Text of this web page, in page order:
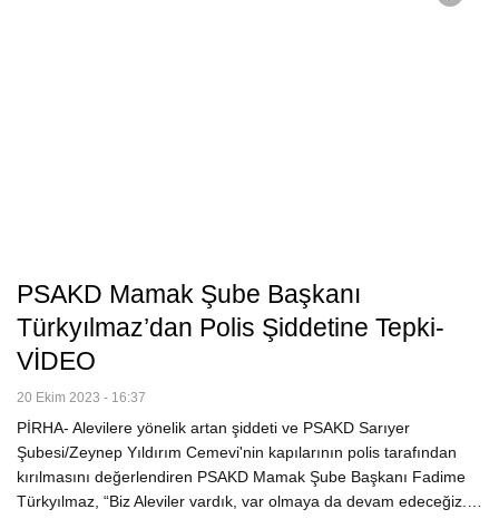
PSAKD Mamak Şube Başkanı
Türkyılmaz’dan Polis Şiddetine Tepki-
VİDEO
20 Ekim 2023 - 16:37
PİRHA- Alevilere yönelik artan şiddeti ve PSAKD Sarıyer
Şubesi/Zeynep Yıldırım Cemevi'nin kapılarının polis tarafından
kırılmasını değerlendiren PSAKD Mamak Şube Başkanı Fadime
Türkyılmaz, “Biz Aleviler vardık, var olmaya da devam edeceğiz.…